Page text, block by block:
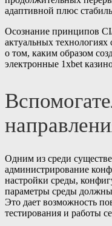
адаптивной плюс
Осознание принципов
актуальных
о том, каким образом
электронные 1xbet
Одним из среди
администрирование
настройки среды,
параметры среды должны
Это дает возможность
тестирования и работы